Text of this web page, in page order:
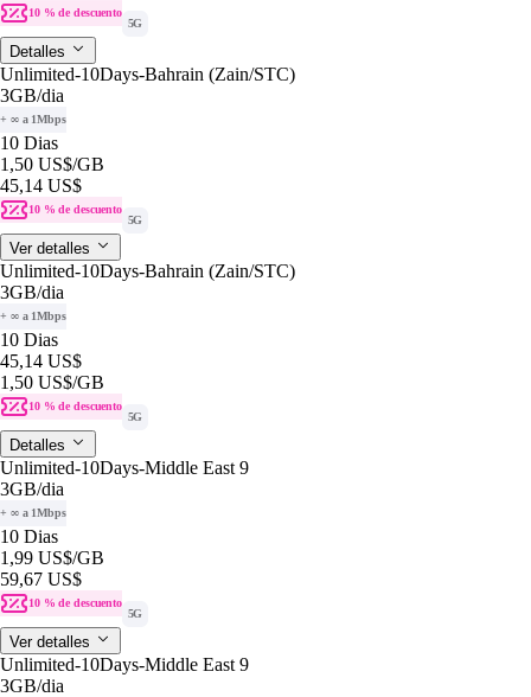
10 % de descuento
5G
Detalles
Unlimited-10Days-Bahrain (Zain/STC)
3GB/dia
+ ∞ a 1Mbps
10 Dias
1,50 US$/GB
45,14 US$
10 % de descuento
5G
Ver detalles
Unlimited-10Days-Bahrain (Zain/STC)
3GB/dia
+ ∞ a 1Mbps
10 Dias
45,14 US$
1,50 US$/GB
10 % de descuento
5G
Detalles
Unlimited-10Days-Middle East 9
3GB/dia
+ ∞ a 1Mbps
10 Dias
1,99 US$/GB
59,67 US$
10 % de descuento
5G
Ver detalles
Unlimited-10Days-Middle East 9
3GB/dia